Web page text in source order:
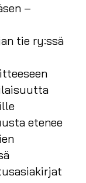
–
tie ry:ssä
etenee